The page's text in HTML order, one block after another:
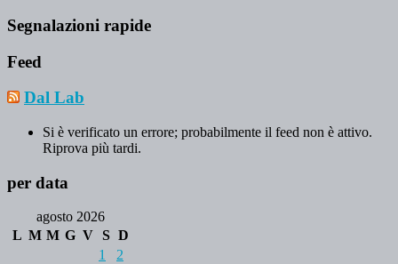
Segnalazioni rapide
Feed
Dal Lab
Si è verificato un errore; probabilmente il feed non è attivo.
Riprova più tardi.
per data
agosto 2026
L M M G V S D
1
2